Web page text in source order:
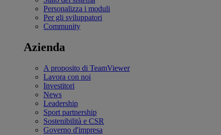
Personalizza i moduli
Per gli sviluppatori
Community
Azienda
A proposito di TeamViewer
Lavora con noi
Investitori
News
Leadership
Sport partnership
Sostenibilità e CSR
Governo d'impresa